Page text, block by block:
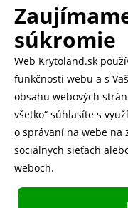
súkromie
Web Krytoland.sk
funkčnosti webu a s
obsahu webových
všetko“ súhlasíte s
o správaní na webe na
sociálnych sieťach
weboch.